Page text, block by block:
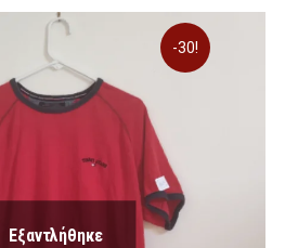
-30!
Εξαντλήθηκε